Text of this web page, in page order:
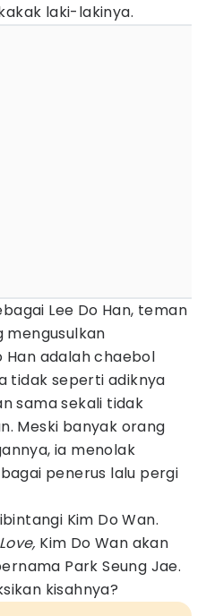
laki-lakinya.
Lee Do Han, teman
mengusulkan
Han adalah chaebol
tidak seperti adiknya
sama sekali tidak
Meski banyak orang
ia menolak
penerus lalu pergi
Kim Do Wan.
Kim Do Wan akan
Park Seung Jae.
kisahnya?